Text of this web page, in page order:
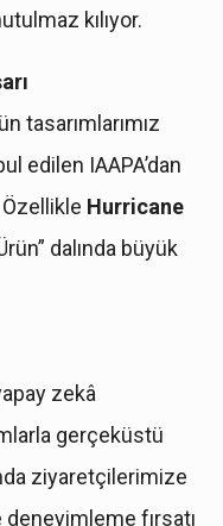
kılıyor.
tasarımlarımız
edilen IAAPA’dan
Hurricane
dalında büyük
zekâ
gerçeküstü
ziyaretçilerimize
fırsatı